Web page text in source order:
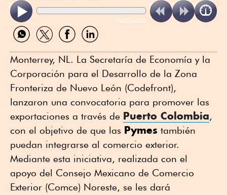
ReadSpeaker
Compartir
por
Compartir
por
Compartir
por
Compartir
por
Monterrey, NL. La Secretaría de Economía y la
Corporación para el Desarrollo de la Zona
Fronteriza de Nuevo León (Codefront),
lanzaron una convocatoria para promover las
exportaciones a través de Puerto Colombia,
con el objetivo de que las Pymes también
puedan integrarse al comercio exterior.
Mediante esta iniciativa, realizada con el
apoyo del Consejo Mexicano de Comercio
Exterior (Comce) Noreste, se les dará